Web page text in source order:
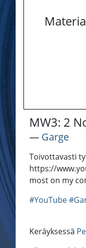
MW3: 2
― Garge
Toivottavasti
https://
most on my
#YouTube
Keräyksessä